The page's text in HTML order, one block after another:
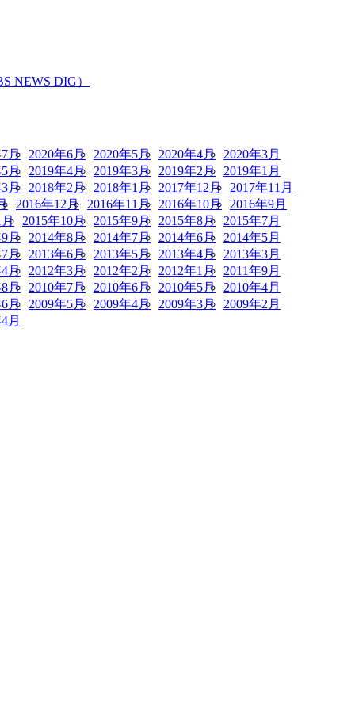
NEWS DIG）
月 2020年6月 2020年5月 2020年4月 2020年3月
月 2019年4月 2019年3月 2019年2月 2019年1月
月 2018年2月 2018年1月 2017年12月 2017年11月
2016年12月 2016年11月 2016年10月 2016年9月
月 2015年10月 2015年9月 2015年8月 2015年7月
月 2014年8月 2014年7月 2014年6月 2014年5月
月 2013年6月 2013年5月 2013年4月 2013年3月
月 2012年3月 2012年2月 2012年1月 2011年9月
月 2010年7月 2010年6月 2010年5月 2010年4月
月 2009年5月 2009年4月 2009年3月 2009年2月
月